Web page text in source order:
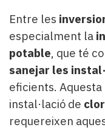
Entre les
especialment la
potable, que té
sanejar les
eficients.
instal·lació de
requereixen